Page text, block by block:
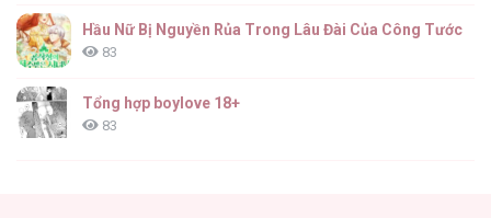
Hầu Nữ Bị Nguyền Rủa Trong Lâu Đài Của Công Tước
83
Tổng hợp boylove 18+
83